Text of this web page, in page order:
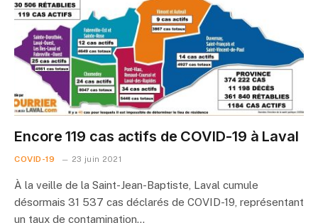
Encore 119 cas actifs de COVID-19 à Laval
COVID-19 23 juin 2021
À la veille de la Saint-Jean-Baptiste, Laval cumule
désormais 31 537 cas déclarés de COVID-19, représentant
un taux de contamination…